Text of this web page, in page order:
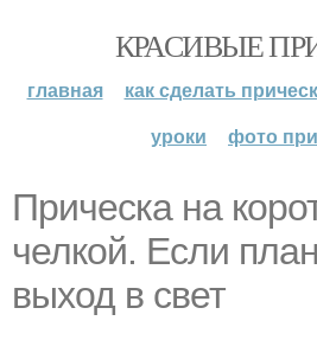
КРАСИВЫЕ
главная как сделать
уроки
фото
Прическа на
челкой. Если
выход в свет